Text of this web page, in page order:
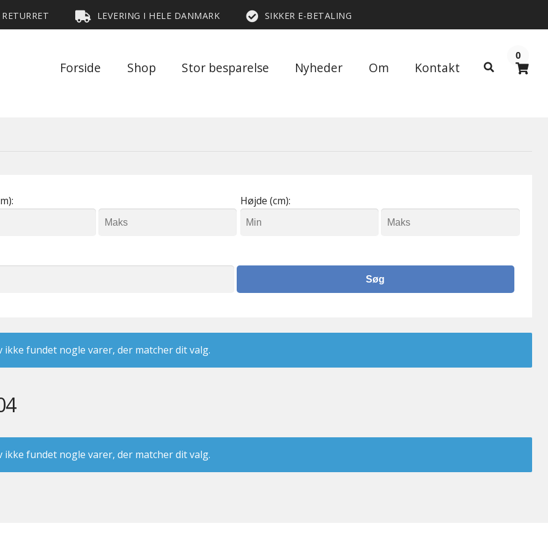
RETURRET LEVERING I HELE DANMARK SIKKER E-BETALING
Forside Shop Stor besparelse Nyheder Om Kontakt
Søg
0
Højde (cm):
ikke fundet nogle varer, der matcher dit valg.
ikke fundet nogle varer, der matcher dit valg.